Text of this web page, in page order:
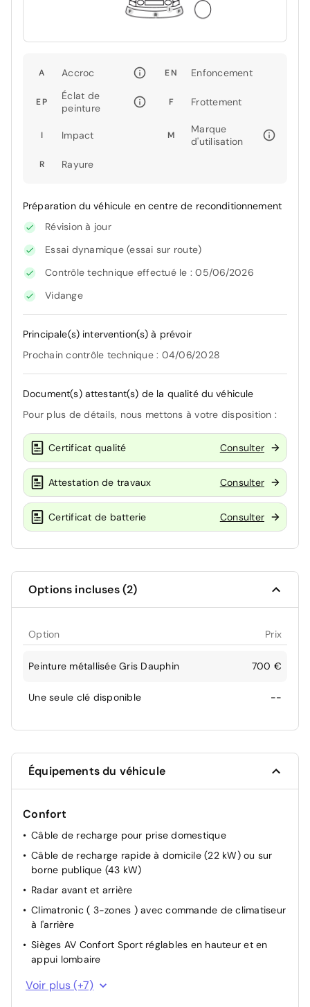
A Accroc EN Enfoncement
EP
Éclat de
peinture
F Frottement
I Impact M
Marque
d'utilisation
R Rayure
Préparation du véhicule en centre de reconditionnement
Révision à jour
Essai dynamique (essai sur route)
Contrôle technique effectué le : 05/06/2026
Vidange
Principale(s) intervention(s) à prévoir
Prochain contrôle technique : 04/06/2028
Document(s) attestant(s) de la qualité du véhicule
Pour plus de détails, nous mettons à votre disposition :
Certificat qualité Consulter
Attestation de travaux Consulter
Certificat de batterie Consulter
Options incluses (2)
Option Prix
Peinture métallisée Gris Dauphin 700 €
Une seule clé disponible --
Équipements du véhicule
Confort
Câble de recharge pour prise domestique
Câble de recharge rapide à domicile (22 kW) ou sur
borne publique (43 kW)
Radar avant et arrière
Climatronic ( 3-zones ) avec commande de climatiseur
à l'arrière
Sièges AV Confort Sport réglables en hauteur et en
appui lombaire
Sélection de profil de conduite et amortissement
conventionnel
Voir plus (+7)